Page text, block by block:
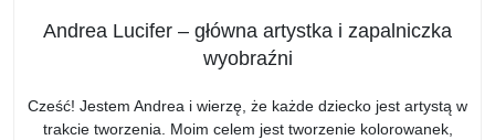
Andrea Lucifer – główna artystka i zapalniczka
wyobraźni
Cześć! Jestem Andrea i wierzę, że każde dziecko jest artystą w
trakcie tworzenia. Moim celem jest tworzenie kolorowanek,